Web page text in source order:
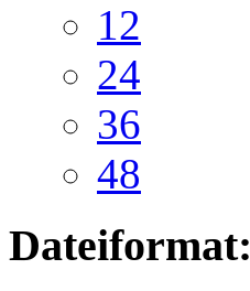
12
24
36
48
Dateiformat: